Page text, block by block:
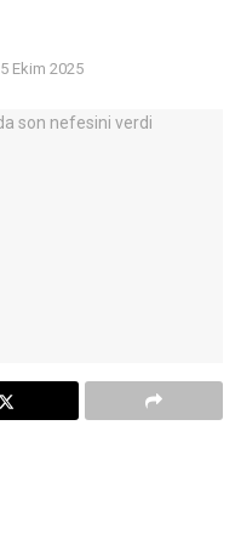
5 Ekim 2025